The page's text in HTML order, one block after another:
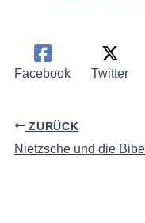
Facebook Twitter
ZURÜCK
Nietzsche und die Bibel